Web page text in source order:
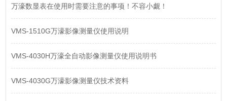
万濠数显表在使用时需要注意的事项！不容小觑！
VMS-1510G万濠影像测量仪使用说明
VMS-4030H万濠全自动影像测量仪使用说明书
VMS-4030G万濠影像测量仪技术资料